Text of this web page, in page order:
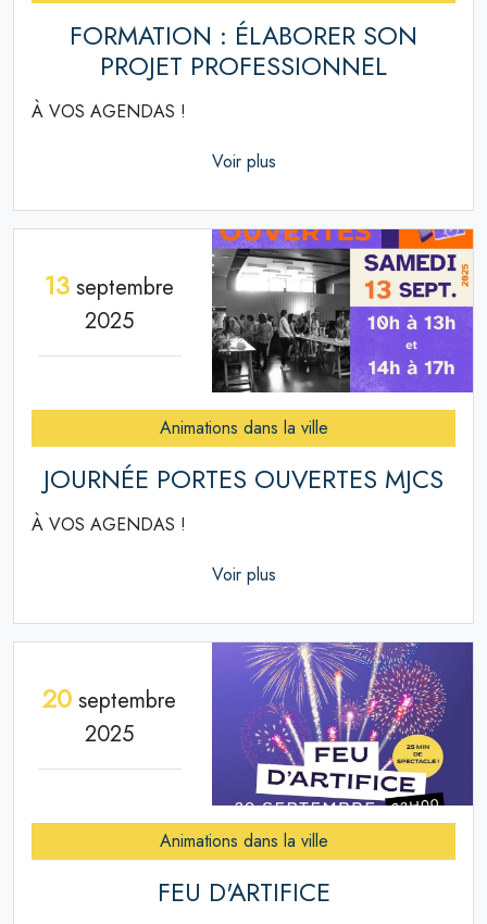
FORMATION : ÉLABORER SON
PROJET PROFESSIONNEL
À VOS AGENDAS !
Voir plus
13 septembre
2025
Animations dans la ville
JOURNÉE PORTES OUVERTES MJCS
À VOS AGENDAS !
Voir plus
20 septembre
2025
Animations dans la ville
FEU D'ARTIFICE